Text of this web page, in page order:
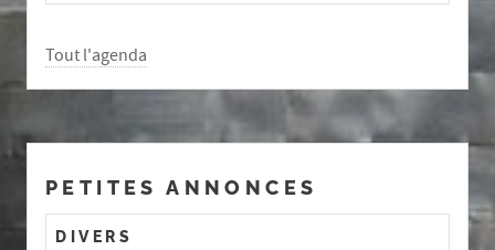
Tout l'agenda
PETITES ANNONCES
DIVERS